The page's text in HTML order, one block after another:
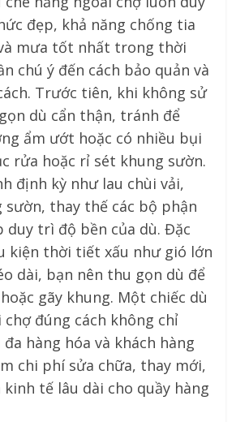
đẹp, khả năng chống tia
mưa tốt nhất trong thời
chú ý đến cách bảo quản và
Trước tiên, khi không sử
dù cẩn thận, tránh để
ẩm ướt hoặc có nhiều bụi
rửa hoặc rỉ sét khung sườn.
định kỳ như lau chùi vải,
thay thế các bộ phận
duy trì độ bền của dù. Đặc
kiện thời tiết xấu như gió lớn
dài, bạn nên thu gọn dù để
gãy khung. Một chiếc dù
chợ đúng cách không chỉ
hàng hóa và khách hàng
chi phí sửa chữa, thay mới,
tế lâu dài cho quầy hàng